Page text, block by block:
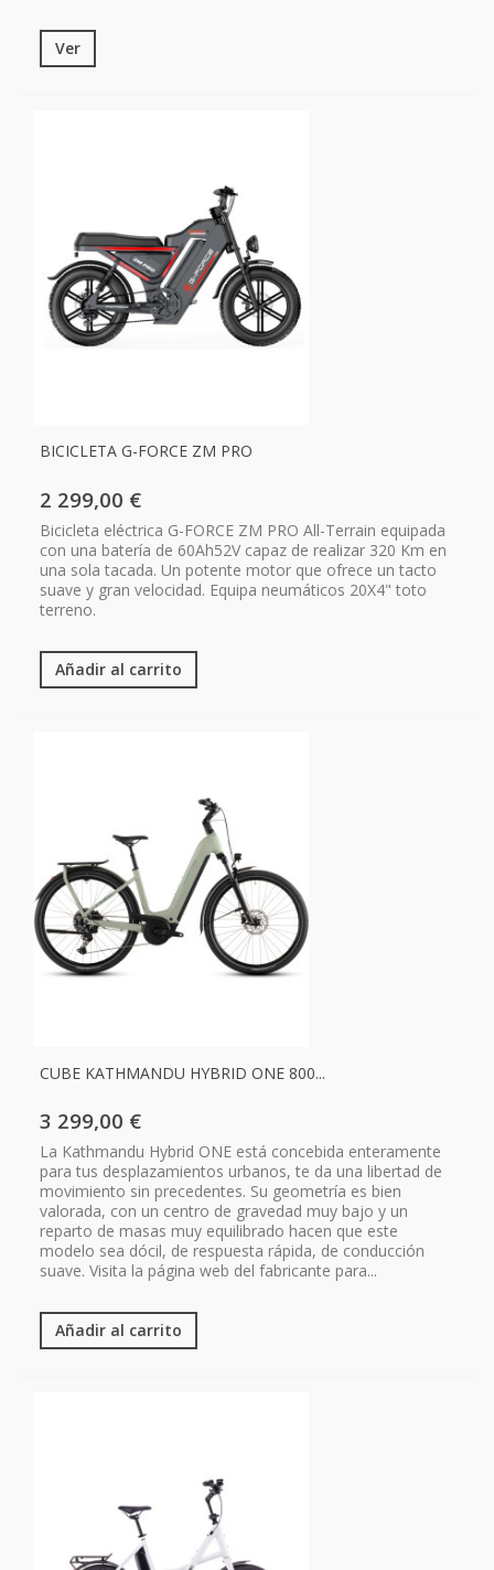
Ver
BICICLETA G-FORCE ZM PRO
2 299,00 €
Bicicleta eléctrica G-FORCE ZM PRO All-Terrain equipada
con una batería de 60Ah52V capaz de realizar 320 Km en
una sola tacada. Un potente motor que ofrece un tacto
suave y gran velocidad. Equipa neumáticos 20X4" toto
terreno.
Añadir al carrito
CUBE KATHMANDU HYBRID ONE 800...
3 299,00 €
La Kathmandu Hybrid ONE está concebida enteramente
para tus desplazamientos urbanos, te da una libertad de
movimiento sin precedentes. Su geometría es bien
valorada, con un centro de gravedad muy bajo y un
reparto de masas muy equilibrado hacen que este
modelo sea dócil, de respuesta rápida, de conducción
suave. Visita la página web del fabricante para...
Añadir al carrito